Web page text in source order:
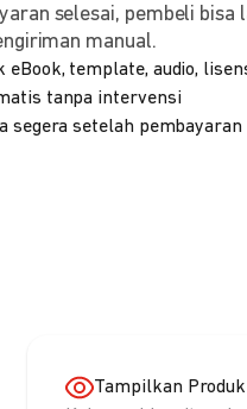
selesai, pembeli bisa
manual.
eBook, template, audio,
tanpa intervensi
segera setelah
Tampilkan Produk